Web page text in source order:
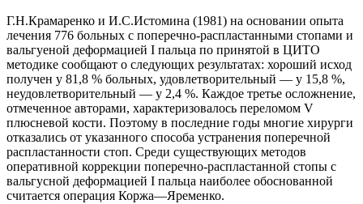
Г.Н.Крамаренко и И.С.Истомина (1981) на основании опыта
лечения 776 больных с поперечно-распластанными стопами и
вальгуеной деформацией I пальца по принятой в ЦИТО
методике сообщают о следующих результатах: хороший исход
получен у 81,8 % больных, удовлетворительный — у 15,8 %,
неудовлетворительный — у 2,4 %. Каждое третье осложнение,
отмеченное авторами, характеризовалось переломом V
плюсневой кости. Поэтому в последние годы многие хирурги
отказались от указанного способа устранения поперечной
распластанности стоп. Среди существующих методов
оперативной коррекции поперечно-распластанной стопы с
вальгусной деформацией I пальца наиболее обоснованной
считается операция Коржа—Яременко.